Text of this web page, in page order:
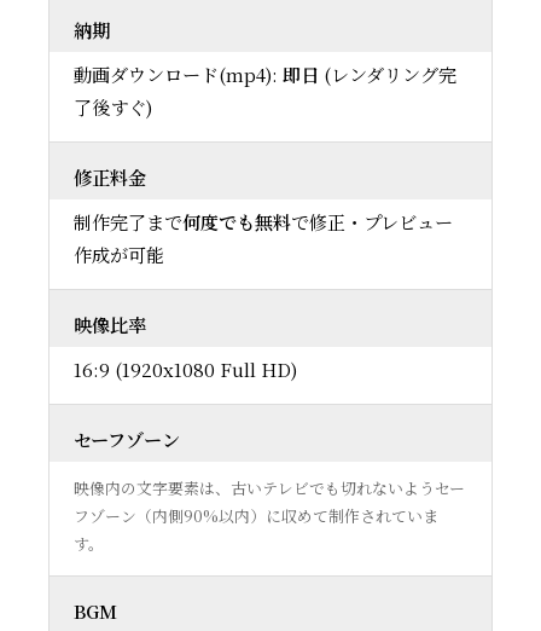
納期
動画ダウンロード(mp4): 即日 (レンダリング完
了後すぐ)
修正料金
制作完了まで何度でも無料で修正・プレビュー
作成が可能
映像比率
16:9 (1920x1080 Full HD)
セーフゾーン
映像内の文字要素は、古いテレビでも切れないようセー
フゾーン（内側90%以内）に収めて制作されていま
す。
BGM